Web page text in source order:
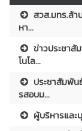
สวส.มทร.ล้า
หา...
ข่าวประชาสั
โนโล...
ประชาสัมพัน
รสอบม...
ผู้บริหารและ